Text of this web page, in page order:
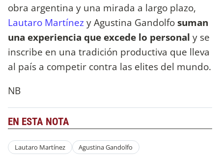
obra argentina y una mirada a largo plazo,
Lautaro Martínezy Agustina Gandolfosuman
una experiencia que excede lo personal y se
inscribe en una tradición productiva que lleva
al país a competir contra las elites del mundo.
NB
EN ESTA NOTA
Lautaro Martínez Agustina Gandolfo